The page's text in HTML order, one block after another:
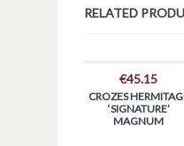
RELATED
€45.15
CROZES
‘SIGNATURE’
MAGNUM